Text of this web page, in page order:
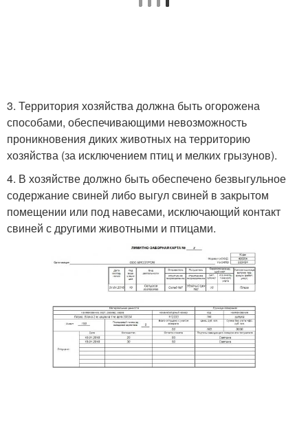
3. Территория хозяйства должна быть огорожена
способами, обеспечивающими невозможность
проникновения диких животных на территорию
хозяйства (за исключением птиц и мелких грызунов).
4. В хозяйстве должно быть обеспечено безвыгульное
содержание свиней либо выгул свиней в закрытом
помещении или под навесами, исключающий контакт
свиней с другими животными и птицами.